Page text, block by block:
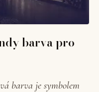
barva pro
barva je symbolem